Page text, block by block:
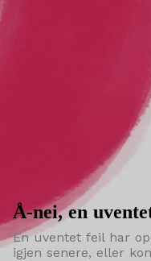
Å-nei, en
En uventet feil har
igjen senere, eller